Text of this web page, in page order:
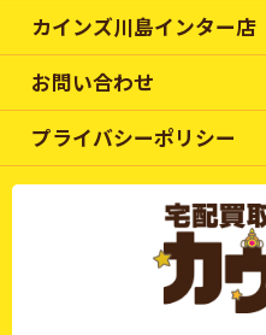
カインズ川島インター店
お問い合わせ
プライバシーポリシー